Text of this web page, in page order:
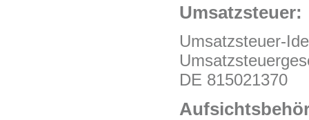
Umsatzsteuer:
Umsatzsteuer-
DE 815021370